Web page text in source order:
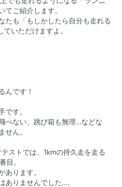
てご紹介します。
たも「もしかしたら自分も走れる
いただけますよ。
んです！
です。
べない、跳び箱も無理…などな
せん。
ストでは、1kmの持久走を走る
目。
あります。
ありませんでした…。